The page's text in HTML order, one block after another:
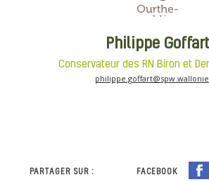
Philippe Goffart
Conservateur des RN Biron et
PARTAGER SUR : FACEBOOK